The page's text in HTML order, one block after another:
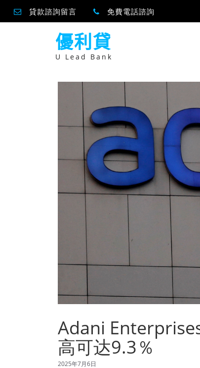
貸款諮詢留言 免費電話諮詢
優利貸
U Lead Bank
Adani
高可达9.3％
2025年7月6日